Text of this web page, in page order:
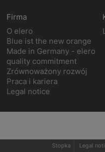
Firma
O elero
Blue ist the new orange
Made in Germany - elero
quality commitment
Zrównoważony rozwój
Praca i kariera
Legal notice
Stopka Legal